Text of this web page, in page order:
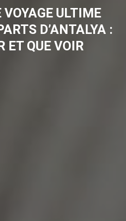
VOYAGE ULTIME
D’ANTALYA :
ET QUE VOIR